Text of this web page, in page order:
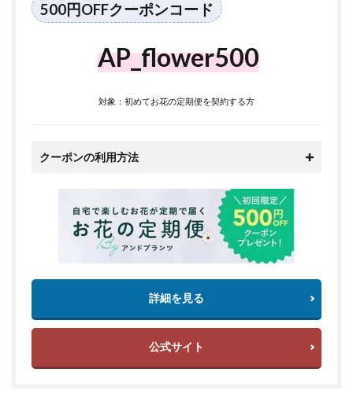
500円OFFクーポンコード
AP_flower500
対象：初めてお花の定期便を契約する方
クーポンの利用方法
詳細を見る
公式サイト